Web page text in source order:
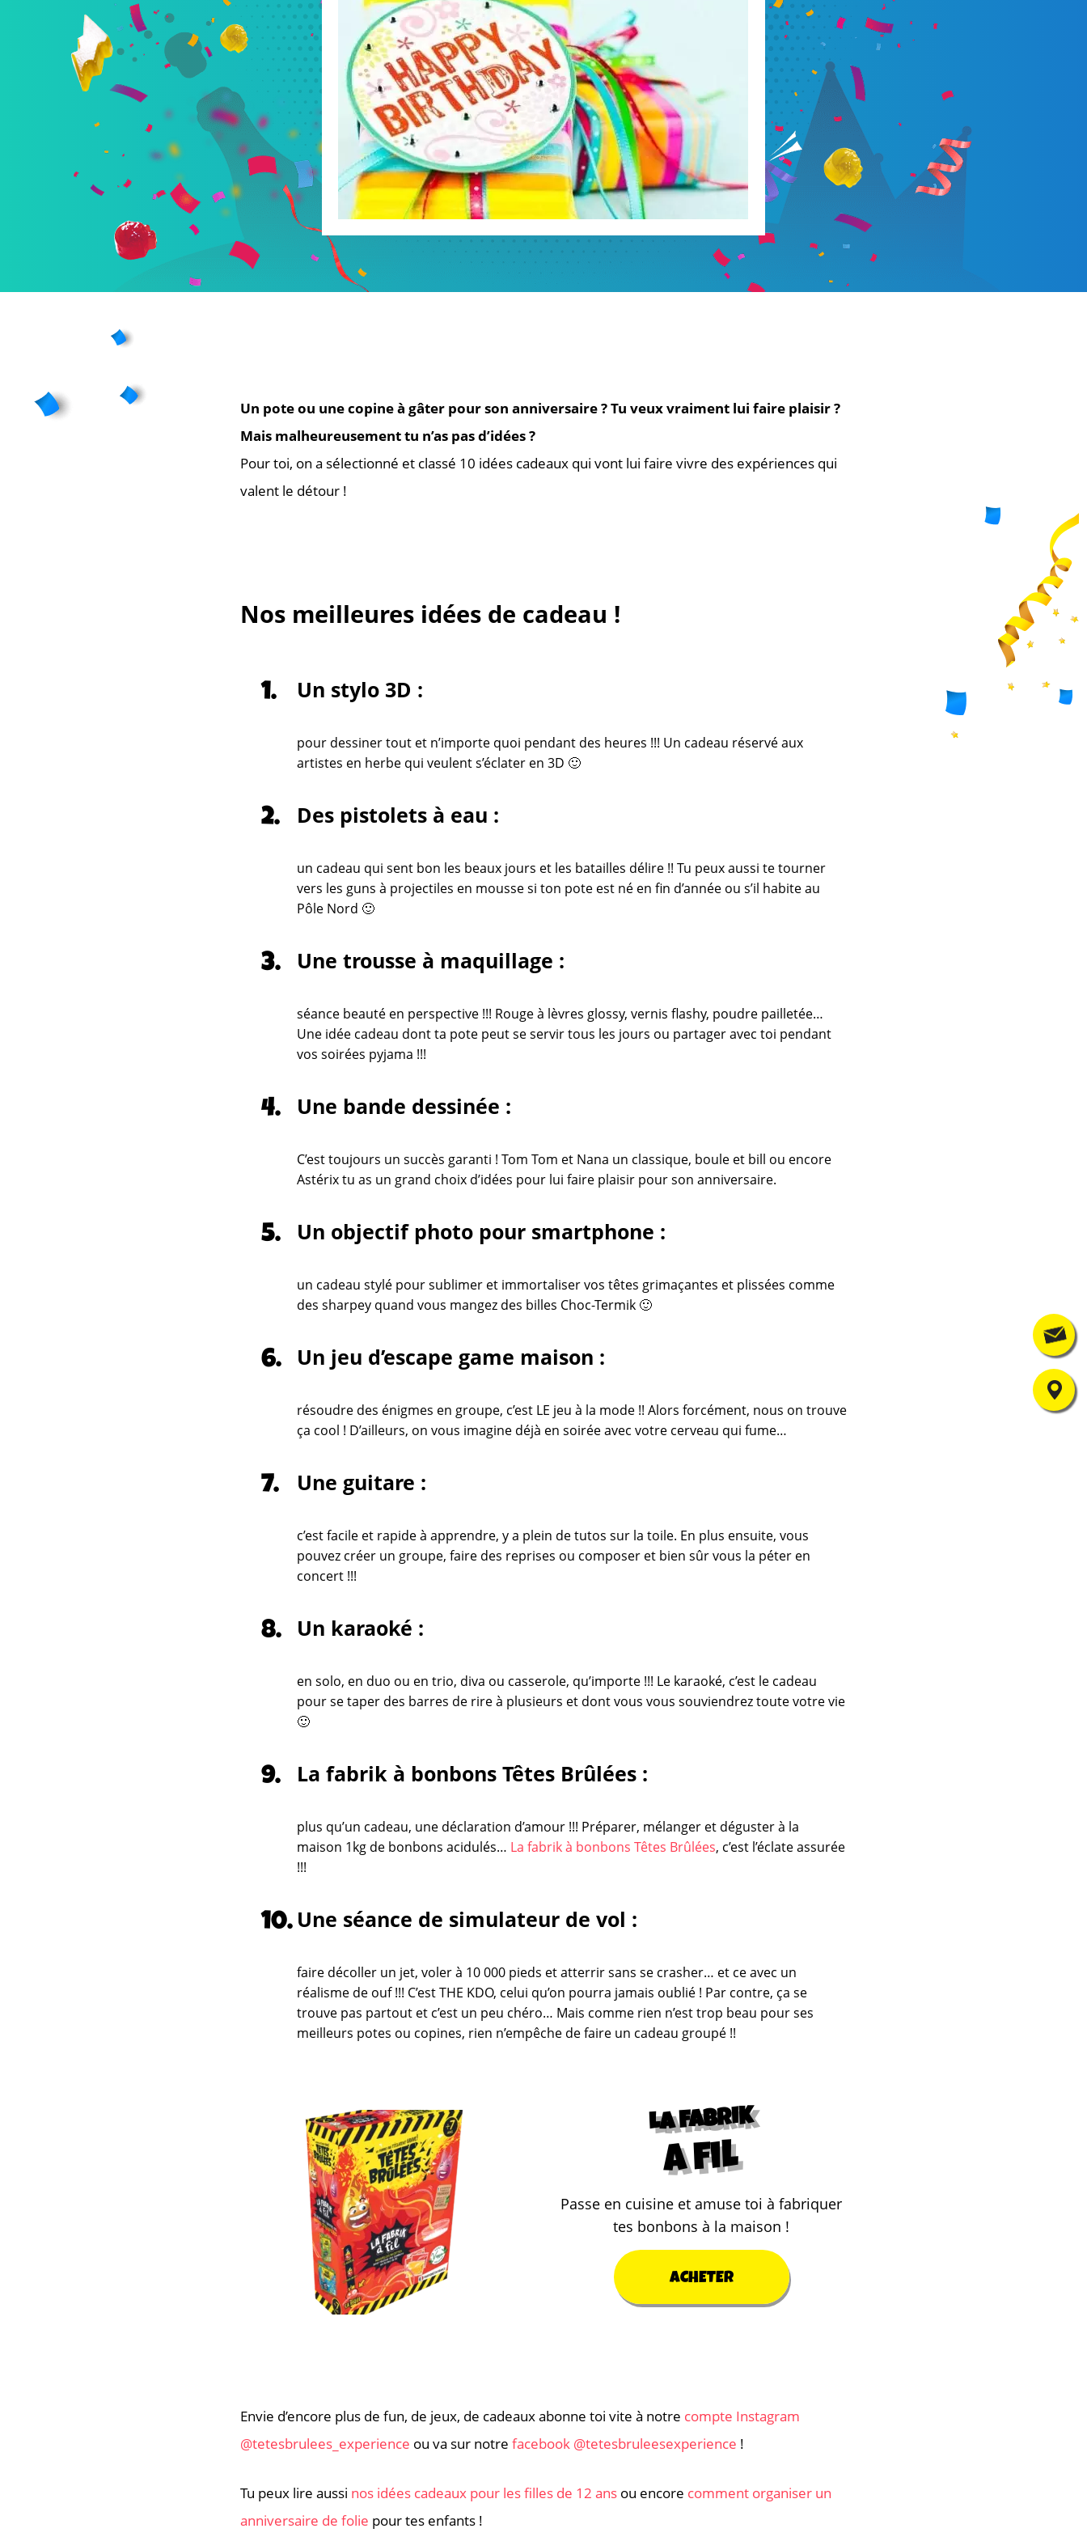
Un pote ou une copine à gâter pour son anniversaire ? Tu veux vraiment lui faire plaisir ?
Mais malheureusement tu n’as pas d’idées ?
Pour toi, on a sélectionné et classé 10 idées cadeaux qui vont lui faire vivre des expériences qui
valent le détour !
Nos meilleures idées de cadeau !
Un stylo 3D :
pour dessiner tout et n’importe quoi pendant des heures !!! Un cadeau réservé aux
artistes en herbe qui veulent s’éclater en 3D 🙂
Des pistolets à eau :
un cadeau qui sent bon les beaux jours et les batailles délire !! Tu peux aussi te tourner
vers les guns à projectiles en mousse si ton pote est né en fin d’année ou s’il habite au
Pôle Nord 🙂
Une trousse à maquillage :
séance beauté en perspective !!! Rouge à lèvres glossy, vernis flashy, poudre pailletée…
Une idée cadeau dont ta pote peut se servir tous les jours ou partager avec toi pendant
vos soirées pyjama !!!
Une bande dessinée :
C’est toujours un succès garanti ! Tom Tom et Nana un classique, boule et bill ou encore
Astérix tu as un grand choix d’idées pour lui faire plaisir pour son anniversaire.
Un objectif photo pour smartphone :
un cadeau stylé pour sublimer et immortaliser vos têtes grimaçantes et plissées comme
des sharpey quand vous mangez des billes Choc-Termik 🙂
Un jeu d’escape game maison :
résoudre des énigmes en groupe, c’est LE jeu à la mode !! Alors forcément, nous on trouve
ça cool ! D’ailleurs, on vous imagine déjà en soirée avec votre cerveau qui fume…
Une guitare :
c’est facile et rapide à apprendre, y a plein de tutos sur la toile. En plus ensuite, vous
pouvez créer un groupe, faire des reprises ou composer et bien sûr vous la péter en
concert !!!
Un karaoké :
en solo, en duo ou en trio, diva ou casserole, qu’importe !!! Le karaoké, c’est le cadeau
pour se taper des barres de rire à plusieurs et dont vous vous souviendrez toute votre vie
🙂
La fabrik à bonbons Têtes Brûlées :
plus qu’un cadeau, une déclaration d’amour !!! Préparer, mélanger et déguster à la
maison 1kg de bonbons acidulés… La fabrik à bonbons Têtes Brûlées, c’est l’éclate assurée
!!!
Une séance de simulateur de vol :
faire décoller un jet, voler à 10 000 pieds et atterrir sans se crasher… et ce avec un
réalisme de ouf !!! C’est THE KDO, celui qu’on pourra jamais oublié ! Par contre, ça se
trouve pas partout et c’est un peu chéro… Mais comme rien n’est trop beau pour ses
meilleurs potes ou copines, rien n’empêche de faire un cadeau groupé !!
LA FABRIK
a fil
Passe en cuisine et amuse toi à fabriquer
tes bonbons à la maison !
ACHETER
Envie d’encore plus de fun, de jeux, de cadeaux abonne toi vite à notre compte Instagram
@tetesbrulees_experience ou va sur notre facebook @tetesbruleesexperience !
Tu peux lire aussi nos idées cadeaux pour les filles de 12 ans ou encore comment organiser un
anniversaire de folie pour tes enfants !